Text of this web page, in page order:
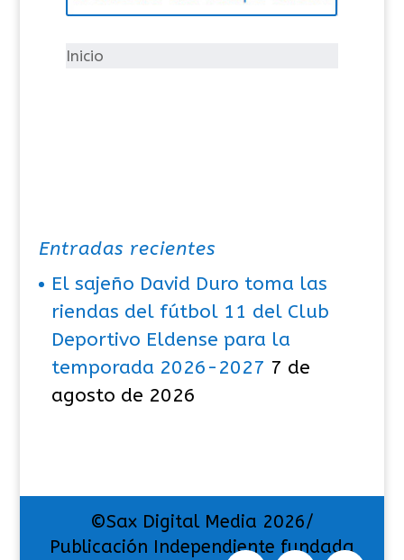
íInicio
Entradas recientes
El sajeño David Duro toma las
riendas del fútbol 11 del Club
Deportivo Eldense para la
temporada 2026-2027 7 de
agosto de 2026
©Sax Digital Media 2026/
Publicación Independiente fundada